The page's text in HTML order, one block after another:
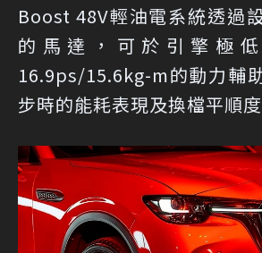
Boost 48V輕油電系統透過
的馬達，可於引擎極
16.9ps/15.6kg-m的動力輔
步時的能耗表現及換檔平順度